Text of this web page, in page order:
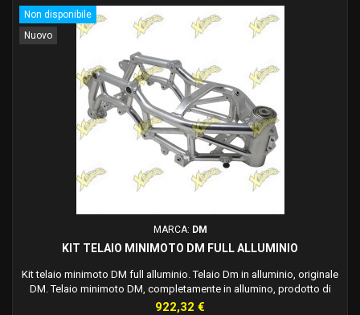
Non disponibile
Nuovo
MARCA: DM
KIT TELAIO MINIMOTO DM FULL ALLUMINIO
Kit telaio minimoto DM full alluminio. Telaio Dm in alluminio, originale
DM. Telaio minimoto DM, completamente in allumino, prodotto di
altissima qualità, compatibile con le versioni MIDI e MINI. Compatibile
Prezzo
922,32 €